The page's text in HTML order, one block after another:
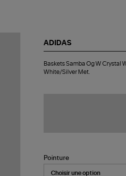
ADIDAS
Samba
Og
Baskets Samba Og W Crystal
White/Silver Met.
Pointure